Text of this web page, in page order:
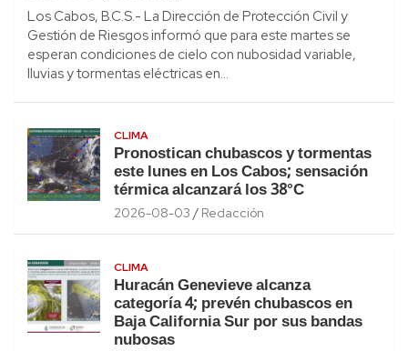
Los Cabos, B.C.S.- La Dirección de Protección Civil y
Gestión de Riesgos informó que para este martes se
esperan condiciones de cielo con nubosidad variable,
lluvias y tormentas eléctricas en…
CLIMA
Pronostican chubascos y tormentas
este lunes en Los Cabos; sensación
térmica alcanzará los 38°C
2026-08-03 Redacción
CLIMA
Huracán Genevieve alcanza
categoría 4; prevén chubascos en
Baja California Sur por sus bandas
nubosas